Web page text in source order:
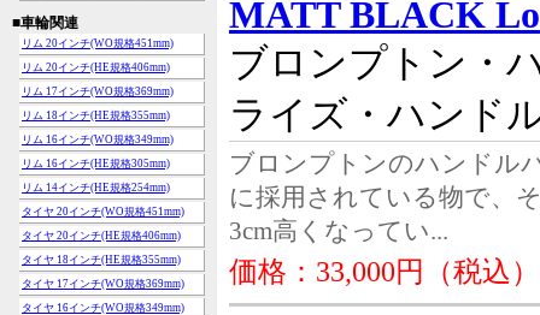
■車輪関連
リム 20インチ(WO規格451mm)
リム 20インチ(HE規格406mm)
リム 17インチ(WO規格369mm)
リム 18インチ(HE規格355mm)
リム 16インチ(WO規格349mm)
リム 16インチ(HE規格305mm)
リム 14インチ(HE規格254mm)
タイヤ 20インチ(WO規格451mm)
タイヤ 20インチ(HE規格406mm)
タイヤ 18インチ(HE規格355mm)
タイヤ 17インチ(WO規格369mm)
タイヤ 16インチ(WO規格349mm)
MATT BLACK
ブロンプトン・
ライズ・ハンド
ブロンプトンのハンドル
に採用されている物で、
3cm高くなってい...
価格：33,000円（税込）